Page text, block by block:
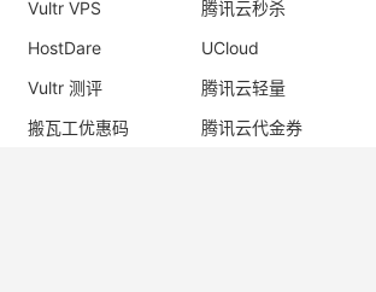
Vultr VPS
腾讯云秒杀
HostDare
UCloud
Vultr 测评
腾讯云轻量
搬瓦工优惠码
腾讯云代金券